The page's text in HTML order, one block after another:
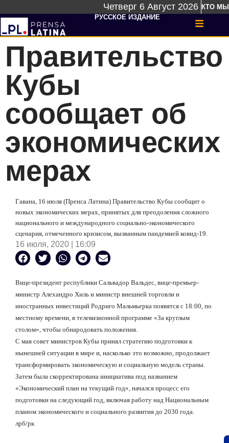
Четверг 6 Август 2026 КТО МЫ
РУССКОЕ ИЗДАНИЕ
Правительство
Кубы
сообщает об
экономических
мерах
Гавана, 16 июля (Пренса Латина) Правительство Кубы сообщит о
новых экономических мерах, принятых для преодоления сложного
национального и международного социально-экономического
сценария, отмеченного кризисом, вызванным пандемией ковид-19.
16 июля, 2020 | 16:09
Вице-президент республики Сальвадор Вальдес, вице-премьер-
министр Алехандро Хиль и министр внешней торговли и
иностранных инвестиций Родриго Мальмьерка появятся с 18:00, по
местному времени, в телевизионной программе «За круглым
столом», чтобы обнародовать положения.
С мая совет министров Кубы принял стратегию подготовки к
нынешней ситуации в мире и, насколько это возможно, продолжает
трансформировать экономическую и социальную модель страны.
Затем была скорректирована инициатива под названием
«Экономический план на текущий год», начался процесс его
подготовки на следующий год, включая работу над Национальным
планом экономического и социального развития до 2030 года.
лрб/рк